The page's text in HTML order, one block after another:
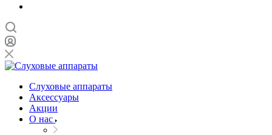
Слуховые аппараты
Аксессуары
Акции
О нас